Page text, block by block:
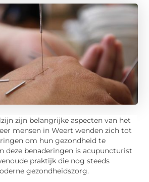
zijn belangrijke aspecten van het
mensen in Weert wenden zich tot
om hun gezondheid te
deze benaderingen is acupuncturist
praktijk die nog steeds
gezondheidszorg.